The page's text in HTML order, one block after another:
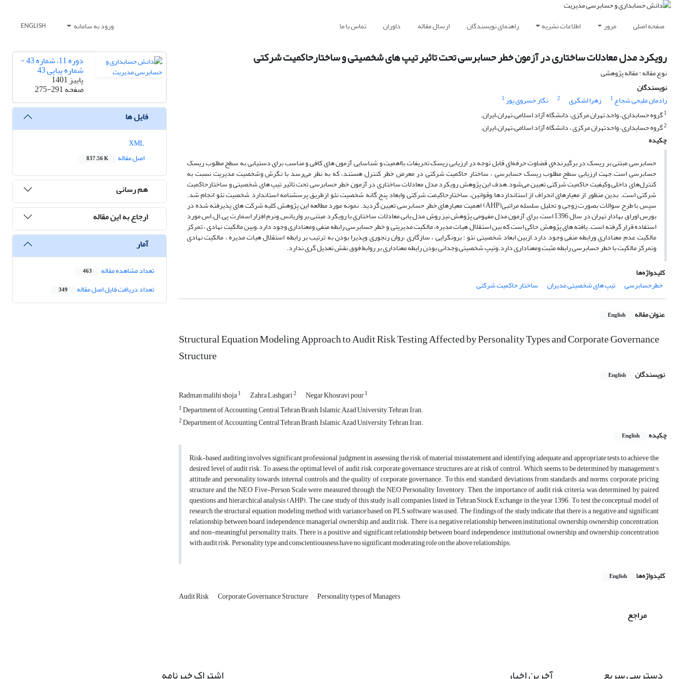
صفحه اصلی مرور اطلاعات نشریه راهنمای نویسندگان ارسال مقاله داوران تماس با ما ورود به سامانه ENGLISH
رویکرد مدل معادلات ساختاری در آزمون خطر حسابرسی تحت تاثیر تیپ های شخصیتی و ساختارحاکمیت شرکتی
نوع مقاله : مقاله پژوهشی
نویسندگان
رادمان ملیحی شجاع 1 زهرا لشگری 2 نگار خسروی پور1
1گروه حسابداری، واحد تهران مرکزی، دانشگاه آزاد اسلامی،تهران،ایران.
2گروه حسابداری، واحدتهران مرکزی ، دانشگاه آزاد اسلامی،تهران،ایران.
چکیده
حسابرسی مبتنی بر ریسک در برگیرنده‌ی قضاوت حرفه‌ای قابل توجه در ارزیابی ریسک تحریفات بااهمیت و شناسایی آزمون های کافی و مناسب برای دستیابی به سطح مطلوب ریسک
حسابرسی است.جهت ارزیابی سطح مطلوب ریسک حسابرسی ، ساختار حاکمیت شرکتی در معرض خطر کنترل هستند، که به نظر می‌رسد با نگرش وشخصیت مدیریت نسبت به
کنترل‌های داخلی وکیفیت حاکمیت شرکتی تعیین می‌شود.هدف این پژوهش رویکرد مدل معادلات ساختاری در آزمون خطر حسابرسی تحت تاثیر تیپ های شخصیتی و ساختارحاکمیت
شرکتی است. بدین منظور از معیارهای انحراف از استانداردها وقوانین، ساختارحاکیمت شرکتی وابعاد پنج گانه شخصیت نئو ازطریق پرسشنامه استاندارد شخصیت نئو انجام شد.
سپس با طرح سوالات بصورت زوجی و تحلیل سلسله مراتبی(AHP) اهمیت معیارهای خطر حسابرسی تعیین گردید. نمونه مورد مطالعه این پژوهش کلیه شرکت های پذیرفته شده در
بورس اوراق بهادار تهران در سال 1396 است.برای آزمون مدل مفهومی پژوهش نیز روش مدل یابی معادلات ساختاری با رویکرد مبتنی بر واریانس ونرم افزار اسمارت پی.ال.اس مورد
استفاده قرار گرفته است. یافته های پژوهش حاکی است که بین استقلال هیات مدیره، مالکیت مدیریتی و خطر حسابرسی رابطه منفی ومعناداری وجود دارد.وبین مالکیت نهادی ، تمرکز
مالکیت عدم معناداری ورابطه منفی وجود دارد.ازبین ابعاد شخصیتی نئو ؛ برونگرایی ، سازگاری ،روان رنجوری وپذیرا بودن به ترتیب بر رابطه استقلال هیات مدیره ، مالکیت نهادی
وتمرکز مالکیت با خطر حسابرسی رابطه مثبت ومعناداری دارد.وتیپ شخصیتی وجدانی بودن رابطه معناداری بر روابط فوق نقش تعدیل گری ندارد.
کلیدواژه‌ها
خطرحسابرسی
تیپ های شخصیتی مدیران ساختار حاکمیت شرکتی
عنوان مقاله English
Structural Equation Modeling Approach to Audit Risk Testing Affected by Personality Types and Corporate Governance
Structure
نویسندگان English
Radman malihi shoja1 Zahra Lashgari2 Negar Khosravi pour1
1Department of Accounting, Central Tehran Branh, Islamic Azad University, Tehran, Iran.
2Department of Accounting, Central Tehran Branh, Islamic Azad University, Tehran, Iran.
چکیده
English
Risk-based auditing involves significant professional judgment in assessing the risk of material misstatement and identifying adequate and appropriate tests to achieve the
desired level of audit risk. To assess the optimal level of audit risk, corporate governance structures are at risk of control. Which seems to be determined by management's
attitude and personality towards internal controls and the quality of corporate governance. To this end, standard deviations from standards and norms, corporate pricing
structure and the NEO Five-Person Scale were measured through the NEO Personality Inventory. Then, the importance of audit risk criteria was determined by paired
questions and hierarchical analysis (AHP). The case study of this study is all companies listed in Tehran Stock Exchange in the year 1396. To test the conceptual model of
research the structural equation modeling method with variance based on PLS software was used. The findings of the study indicate that there is a negative and significant
relationship between board independence, managerial ownership, and audit risk. There is a negative relationship between institutional ownership, ownership concentration,
and non-meaningful personality traits. There is a positive and significant relationship between board independence, institutional ownership, and ownership concentration
with audit risk. Personality type and conscientiousness have no significant moderating role on the above relationships.
کلیدواژه‌ها English
Audit Risk Corporate Governance Structure Personality types of Managers
مراجع
دوره 11، شماره 43 -
شماره پیاپی 43
پاییز 1401
صفحه275-291
فایل ها
اصل مقاله
837.56 K
هم رسانی
ارجاع به این مقاله
آمار
تعداد مشاهده مقاله 463
تعداد دریافت فایل اصل مقاله 349